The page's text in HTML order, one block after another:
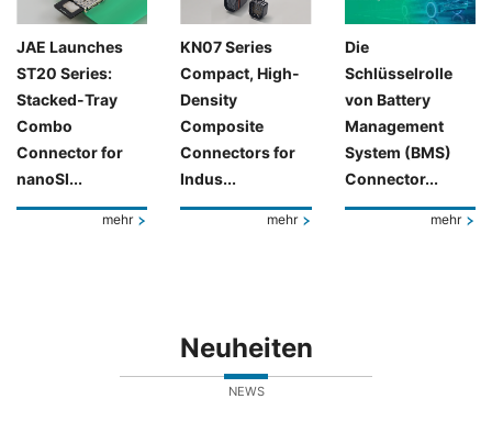
JAE Launches
ST20 Series:
Stacked-Tray
Combo
Connector for
nanoSI...
mehr
KN07 Series
Compact, High-
Density
Composite
Connectors for
Indus...
mehr
Die
Schlüsselrolle
von Battery
Management
System (BMS)
Connector...
mehr
Neuheiten
NEWS